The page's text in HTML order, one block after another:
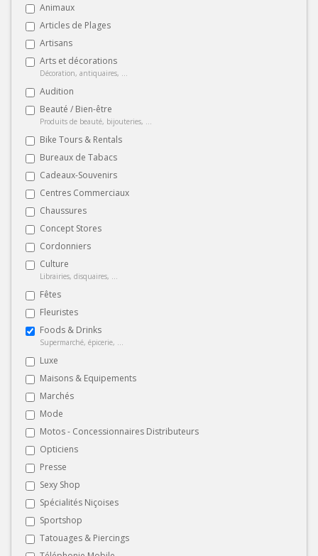
Animaux
Articles de Plages
Artisans
Arts et décorations
Décoration, antiquaires, ...
Audition
Beauté / Bien-être
Produits de beauté, bijouteries, ...
Bike Tours & Rentals
Bureaux de Tabacs
Cadeaux-Souvenirs
Centres Commerciaux
Chaussures
Concept Stores
Cordonniers
Culture
Librairies, disquaires, ...
Fêtes
Fleuristes
Foods & Drinks
Supermarché, épicerie, ...
Luxe
Maisons & Equipements
Marchés
Mode
Motos - Concessionnaires Distributeurs
Opticiens
Presse
Sexy Shop
Spécialités Niçoises
Sportshop
Tatouages & Piercings